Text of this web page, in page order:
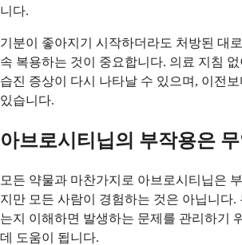
니다.
기분이 좋아지기 시작하더라도 처방된 대
속 복용하는 것이 중요합니다. 의료 지침
습진 증상이 다시 나타날 수 있으며, 이전
있습니다.
아브로시티닙의 부작용은
모든 약물과 마찬가지로 아브로시티닙은
지만 모든 사람이 경험하는 것은 아닙니다.
는지 이해하면 발생하는 문제를 관리하기
데 도움이 됩니다.